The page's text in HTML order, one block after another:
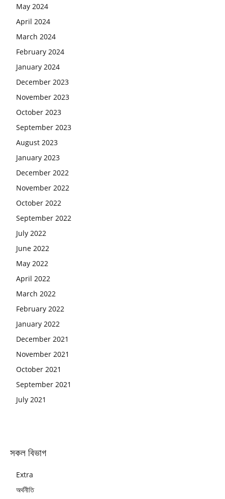
May 2024
April 2024
March 2024
February 2024
January 2024
December 2023
November 2023
October 2023
September 2023
August 2023
January 2023
December 2022
November 2022
October 2022
September 2022
July 2022
June 2022
May 2022
April 2022
March 2022
February 2022
January 2022
December 2021
November 2021
October 2021
September 2021
July 2021
সকল বিভাগ
Extra
অর্থনীতি